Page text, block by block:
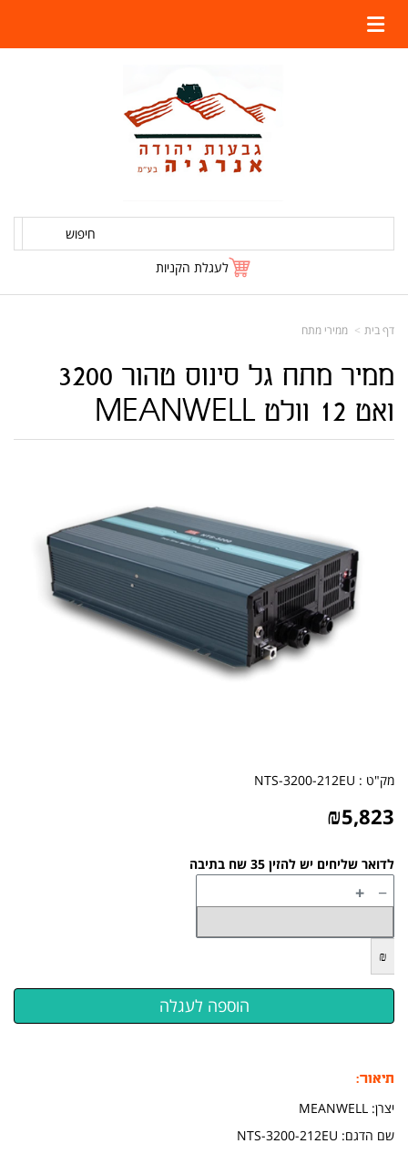
חיפוש
לעגלת הקניות
דף בית ממירי מתח
ממיר מתח גל סינוס טהור 3200
ואט 12 וולט MEANWELL
מק"ט : NTS-3200-212EU
₪5,823
לדואר שליחים יש להזין 35 שח בתיבה
−
+
₪
תיאור:
יצרן: MEANWELL
שם הדגם: NTS-3200-212EU